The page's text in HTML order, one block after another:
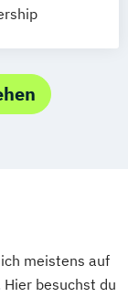
meistens auf
besuchst du